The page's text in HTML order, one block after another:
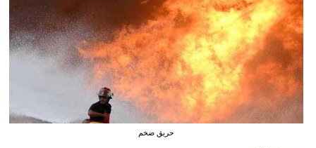
وسفر
ديكور
حريق ضخم